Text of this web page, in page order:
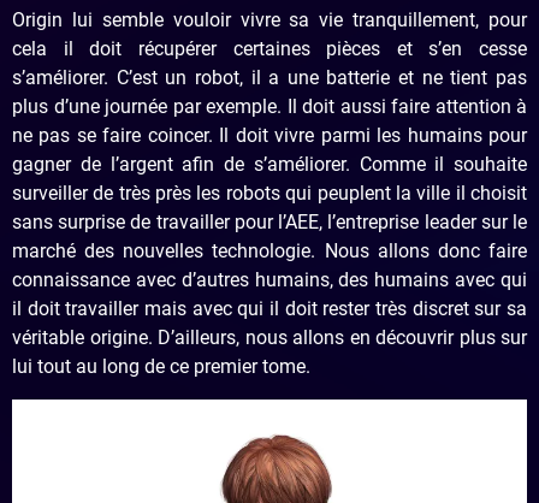
Origin lui semble vouloir vivre sa vie tranquillement, pour
cela il doit récupérer certaines pièces et s’en cesse
s’améliorer. C’est un robot, il a une batterie et ne tient pas
plus d’une journée par exemple. Il doit aussi faire attention à
ne pas se faire coincer. Il doit vivre parmi les humains pour
gagner de l’argent afin de s’améliorer. Comme il souhaite
surveiller de très près les robots qui peuplent la ville il choisit
sans surprise de travailler pour l’AEE, l’entreprise leader sur le
marché des nouvelles technologie. Nous allons donc faire
connaissance avec d’autres humains, des humains avec qui
il doit travailler mais avec qui il doit rester très discret sur sa
véritable origine. D’ailleurs, nous allons en découvrir plus sur
lui tout au long de ce premier tome.